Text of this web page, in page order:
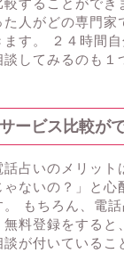
することができ
人がどの専門家
す。 ２４時間
してみるのも１
ービス比較が
占いのメリット
ゃないの？」と心
もちろん、電
料登録をすると
が付いているこ